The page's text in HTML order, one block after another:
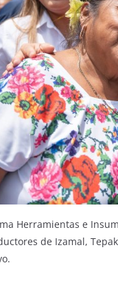
Herramientas e
de Izamal,